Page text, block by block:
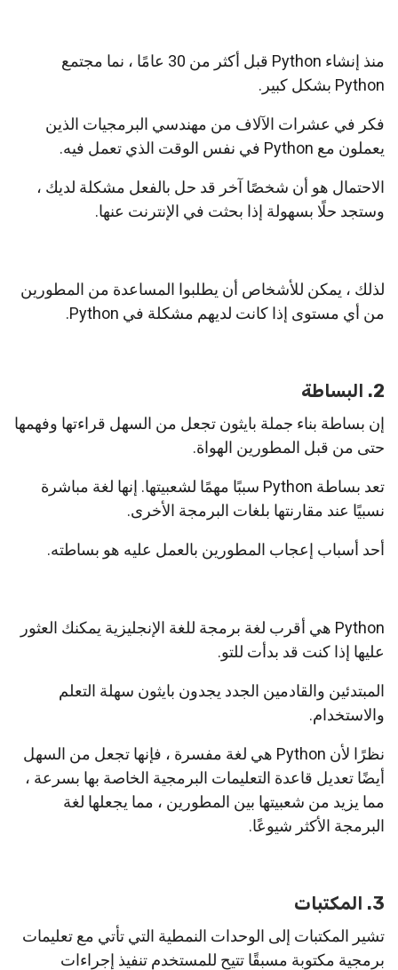
منذ إنشاء Python قبل أكثر من 30 عامًا ، نما مجتمع
Python بشكل كبير.
فكر في عشرات الآلاف من مهندسي البرمجيات الذين
يعملون مع Python في نفس الوقت الذي تعمل فيه.
الاحتمال هو أن شخصًا آخر قد حل بالفعل مشكلة لديك ،
وستجد حلًا بسهولة إذا بحثت في الإنترنت عنها.
لذلك ، يمكن للأشخاص أن يطلبوا المساعدة من المطورين
من أي مستوى إذا كانت لديهم مشكلة في Python.
2. البساطة
إن بساطة بناء جملة بايثون تجعل من السهل قراءتها وفهمها
حتى من قبل المطورين الهواة.
تعد بساطة Python سببًا مهمًا لشعبيتها. إنها لغة مباشرة
نسبيًا عند مقارنتها بلغات البرمجة الأخرى.
أحد أسباب إعجاب المطورين بالعمل عليه هو بساطته.
Python هي أقرب لغة برمجة للغة الإنجليزية يمكنك العثور
عليها إذا كنت قد بدأت للتو.
المبتدئين والقادمين الجدد يجدون بايثون سهلة التعلم
والاستخدام.
نظرًا لأن Python هي لغة مفسرة ، فإنها تجعل من السهل
أيضًا تعديل قاعدة التعليمات البرمجية الخاصة بها بسرعة ،
مما يزيد من شعبيتها بين المطورين ، مما يجعلها لغة
البرمجة الأكثر شيوعًا.
3. المكتبات
تشير المكتبات إلى الوحدات النمطية التي تأتي مع تعليمات
برمجية مكتوبة مسبقًا تتيح للمستخدم تنفيذ إجراءات